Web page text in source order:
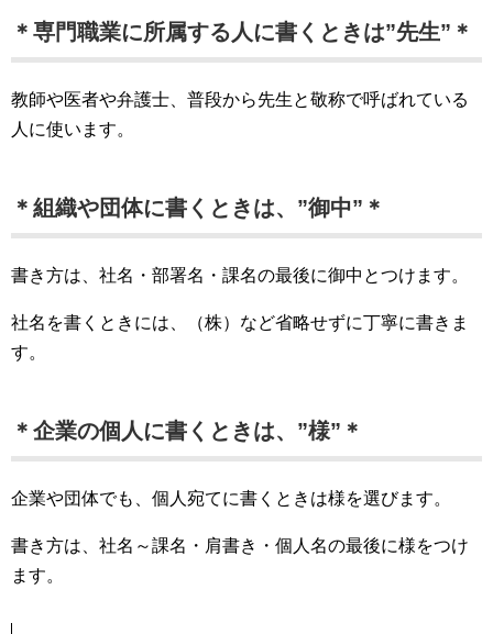
＊専門職業に所属する人に書くときは”先生”＊
教師や医者や弁護士、普段から先生と敬称で呼ばれている
人に使います。
＊組織や団体に書くときは、”御中”＊
書き方は、社名・部署名・課名の最後に御中とつけます。
社名を書くときには、（株）など省略せずに丁寧に書きま
す。
＊企業の個人に書くときは、”様”＊
企業や団体でも、個人宛てに書くときは様を選びます。
書き方は、社名～課名・肩書き・個人名の最後に様をつけ
ます。